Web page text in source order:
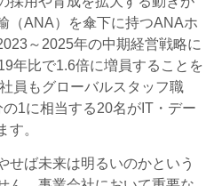
（ANA）を傘下に持つANAホ
～2025年の中期経営戦略に
年比で1.6倍に増員することを
員もグローバルスタッフ職
の1に相当する20名がIT・デー
す。
ば未来は明るいのかという